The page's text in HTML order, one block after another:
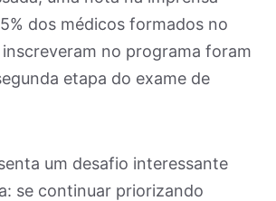
dos médicos formados no
no programa foram
etapa do exame de
um desafio interessante
se continuar priorizando